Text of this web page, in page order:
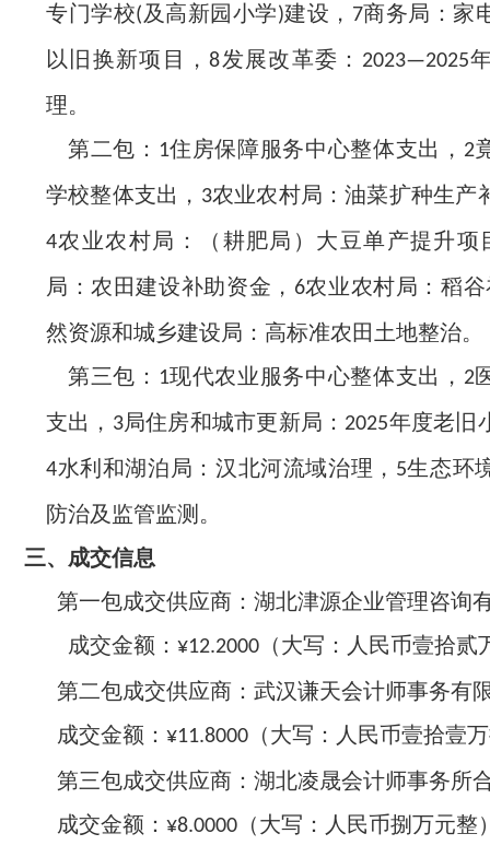
专门学校( 及高新园小学)建设， 7商务局：家
以旧换新项目，8发展改革委： 2023—2025
理。
第二包： 1住房保障服务中心整体支出， 2
学校整体支出， 3农业农村局：油菜扩种生产
4农业农村局：（耕肥局）大豆单产提升项
局：农田建设补助资金， 6农业农村局：稻
然资源和城乡建设局：高标准农田土地整治。
第三包： 1现代农业服务中心整体支出， 2
支出， 3局住房和城市更新局： 2025年度老旧
4水利和湖泊局：汉北河流域治理， 5生态环
防治及监管监测。
三、 成交信息
第一包成交供应商：湖北津源企业管理咨询
成交金额： ¥12.2000 （大写：人民币壹拾贰
第二包成交供应商：武汉谦天会计师事务有
成交金额： ¥11.8000 （大写：人民币壹拾壹
第三包成交供应商：湖北凌晟会计师事务所
成交金额： ¥8.0000 （大写：人民币捌万元整